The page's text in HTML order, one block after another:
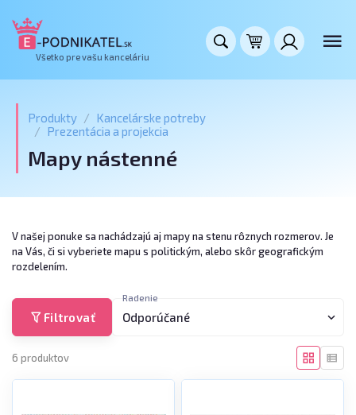
Všetko pre vašu kanceláriu
Produkty
Kancelárske potreby
Prezentácia a projekcia
Mapy nástenné
V našej ponuke sa nachádzajú aj mapy na stenu rôznych rozmerov. Je
na Vás, či si vyberiete mapu s politickým, alebo skôr geografickým
rozdelením.
Filtrovať Odporúčané
Radenie
6 produktov